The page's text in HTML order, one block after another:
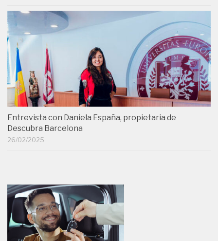
Entrevista con Daniela España, propietaria de
Descubra Barcelona
26/02/2025